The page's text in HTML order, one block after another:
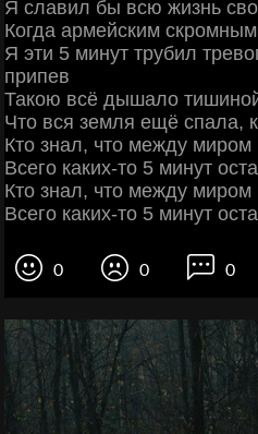
Я славил бы всю жизнь
Когда армейским
Я эти 5 минут трубил
припев
Такою всё дышало
Что вся земля ещё спала,
Кто знал, что между миром
Всего каких-то 5 минут
Кто знал, что между миром
Всего каких-то 5 минут
0 0 0